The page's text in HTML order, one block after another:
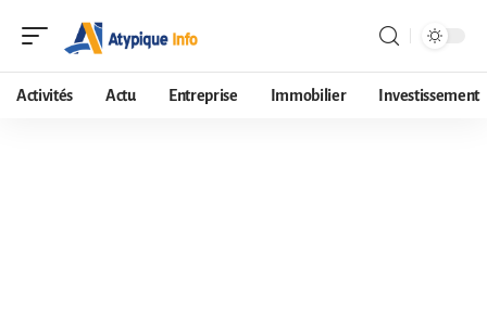
Activités Actu Entreprise Immobilier Investissement